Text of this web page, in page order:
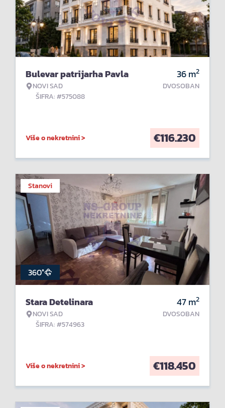
Bulevar patrijarha Pavla
NOVI SAD
ŠIFRA: #575088
36m2
DVOSOBAN
Više o nekretnini > €116.230
Stanovi
360°
Stara Detelinara
NOVI SAD
ŠIFRA: #574963
47m2
DVOSOBAN
Više o nekretnini > €118.450